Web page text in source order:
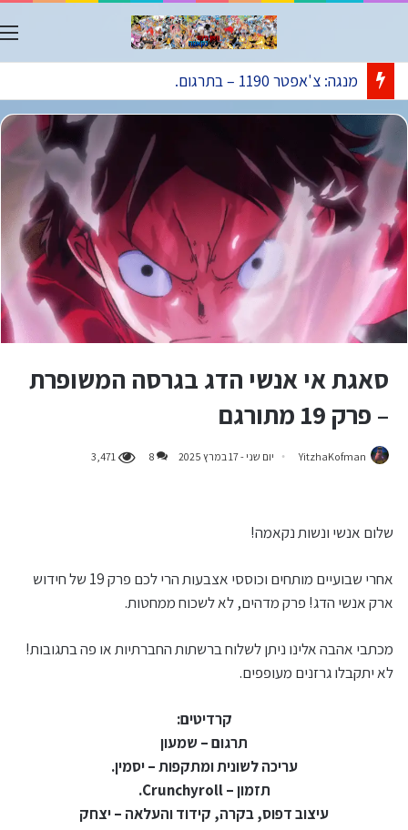
אנימה: פרק 1173 – ישודר בתאריך 09.08.
סאגת אי אנשי הדג בגרסה המשופרת
– פרק 19 מתורגם
YitzhaKofman יום שני - 17 במרץ 2025 8
3,471
שלום אנשי ונשות נקאמה!
אחרי שבועיים מותחים וכוססי אצבעות הרי לכם פרק 19 של חידוש
ארק אנשי הדג! פרק מדהים, לא לשכוח ממחטות.
מכתבי אהבה אלינו ניתן לשלוח ברשתות החברתיות או פה בתגובות!
לא יתקבלו גרזנים מעופפים.
קרדיטים:
תרגום – שמעון
עריכה לשונית ומתקפות – יסמין.
תזמון – Crunchyroll.
עיצוב דפוס, בקרה, קידוד והעלאה – יצחק